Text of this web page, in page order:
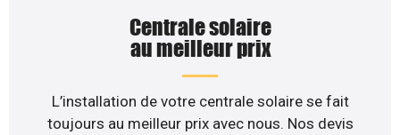
Centrale solaire
au meilleur prix
L’installation de votre centrale solaire se fait
toujours au meilleur prix avec nous. Nos devis